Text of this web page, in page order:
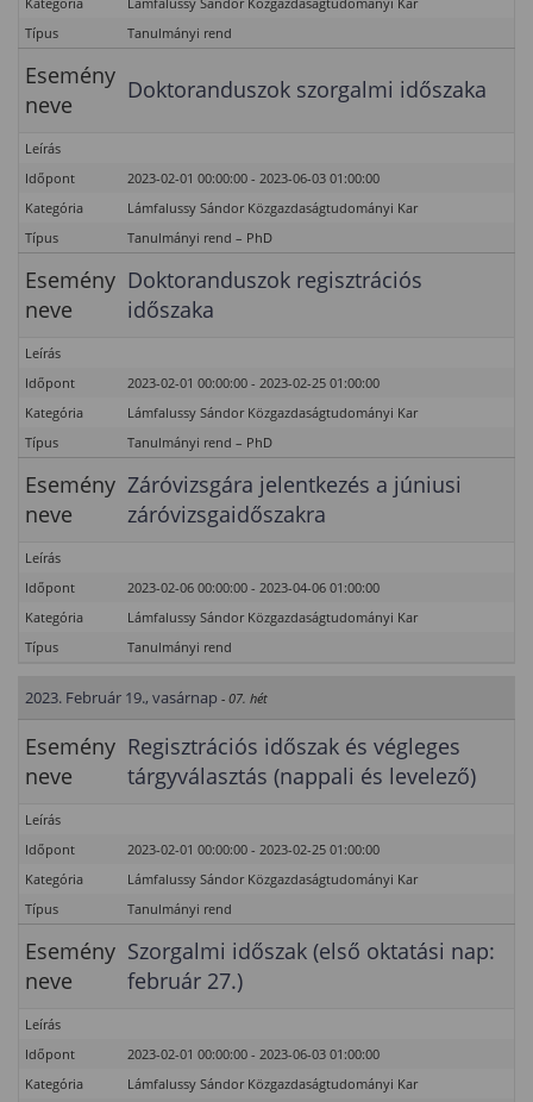
Típus
Tanulmányi rend
Esemény
neve
Doktoranduszok szorgalmi időszaka
Leírás
Időpont
2023-02-01 00:00:00 - 2023-06-03 01:00:00
Kategória
Lámfalussy Sándor Közgazdaságtudományi Kar
Típus
Tanulmányi rend – PhD
Esemény
neve
Doktoranduszok regisztrációs
időszaka
Leírás
Időpont
2023-02-01 00:00:00 - 2023-02-25 01:00:00
Kategória
Lámfalussy Sándor Közgazdaságtudományi Kar
Típus
Tanulmányi rend – PhD
Esemény
neve
Záróvizsgára jelentkezés a júniusi
záróvizsgaidőszakra
Leírás
Időpont
2023-02-06 00:00:00 - 2023-04-06 01:00:00
Kategória
Lámfalussy Sándor Közgazdaságtudományi Kar
Típus
Tanulmányi rend
2023. Február 19., vasárnap - 07. hét
Esemény
neve
Regisztrációs időszak és végleges
tárgyválasztás (nappali és levelező)
Leírás
Időpont
2023-02-01 00:00:00 - 2023-02-25 01:00:00
Kategória
Lámfalussy Sándor Közgazdaságtudományi Kar
Típus
Tanulmányi rend
Esemény
neve
Szorgalmi időszak (első oktatási nap:
február 27.)
Leírás
Időpont
2023-02-01 00:00:00 - 2023-06-03 01:00:00
Kategória
Lámfalussy Sándor Közgazdaságtudományi Kar